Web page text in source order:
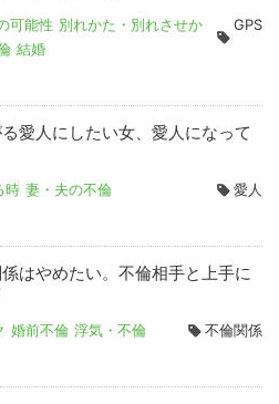
可能性 別れかた・別れさせか
結婚
GPS
愛人にしたい女、愛人になって
時 妻・夫の不倫 愛人
はやめたい。不倫相手と上手に
婚前不倫 浮気・不倫 不倫関係